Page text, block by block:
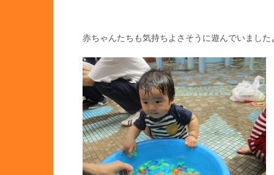
赤ちゃんたちも気持ちよさそうに遊んでいました